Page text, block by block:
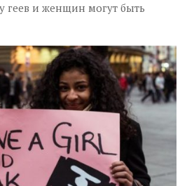
геев и женщин могут быть